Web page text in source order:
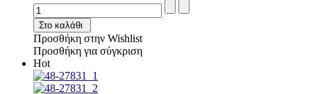
Στο καλάθι
Προσθήκη στην Wishlist
Προσθήκη για σύγκριση
Hot